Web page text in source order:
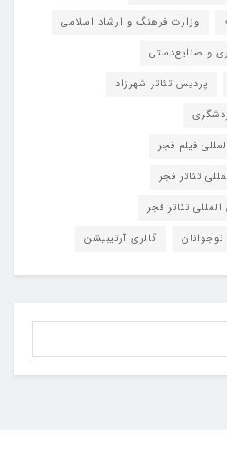
وزارت فرهنگ و ارشاد اسلامی
و صنایع‌دستی
پردیس تئاتر شهرزاد
فیلم فجر
تئاتر فجر
تئاتر فجر
گالری آرتیبیشن